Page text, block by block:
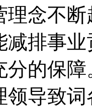
理念不
减排事
分的保
领导致